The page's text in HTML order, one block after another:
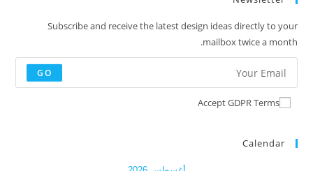
Subscribe and receive the latest design ideas directly to your
mailbox twice a month.
GO
Accept GDPR Terms
Calendar